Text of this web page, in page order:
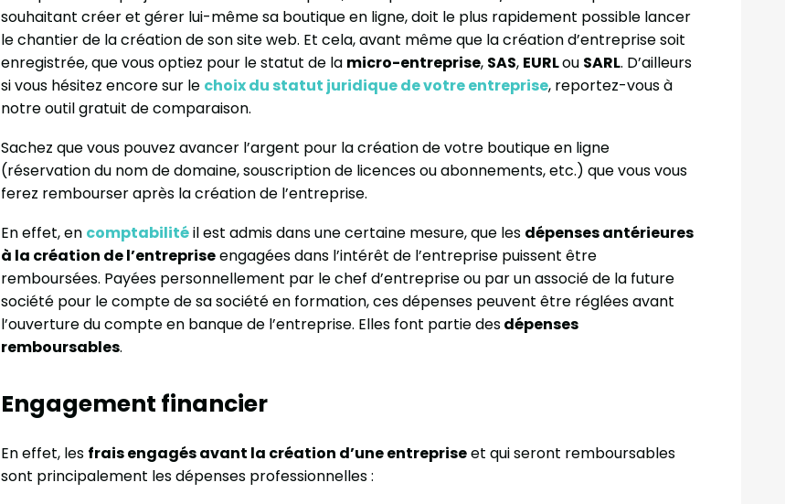
souhaitant créer et gérer lui-même sa boutique en ligne, doit le plus rapidement possible lancer
le chantier de la création de son site web. Et cela, avant même que la création d’entreprise soit
enregistrée, que vous optiez pour le statut de la micro-entreprise, SAS, EURLou SARL. D’ailleurs
si vous hésitez encore sur le choix du statut juridique de votre entreprise, reportez-vous à
notre outil gratuit de comparaison.
Sachez que vous pouvez avancer l’argent pour la création de votre boutique en ligne
(réservation du nom de domaine, souscription de licences ou abonnements, etc.) que vous vous
ferez rembourser après la création de l’entreprise.
En effet, en comptabilitéil est admis dans une certaine mesure, que les dépenses antérieures
à la création de l’entrepriseengagées dans l’intérêt de l’entreprise puissent être
remboursées. Payées personnellement par le chef d’entreprise ou par un associé de la future
société pour le compte de sa société en formation, ces dépenses peuvent être réglées avant
l’ouverture du compte en banque de l’entreprise. Elles font partie desdépenses
remboursables.
Engagement financier
En effet, les frais engagés avant la création d’une entrepriseet qui seront remboursables
sont principalement les dépenses professionnelles :